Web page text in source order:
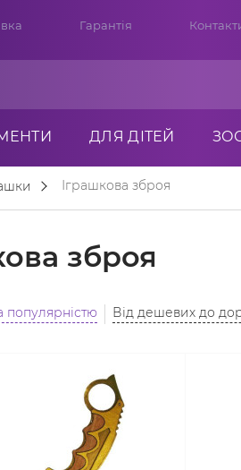
Гарантія
ДЛЯ ДІТЕЙ
Іграшкова зброя
зброя
популярністю Від дешевих до